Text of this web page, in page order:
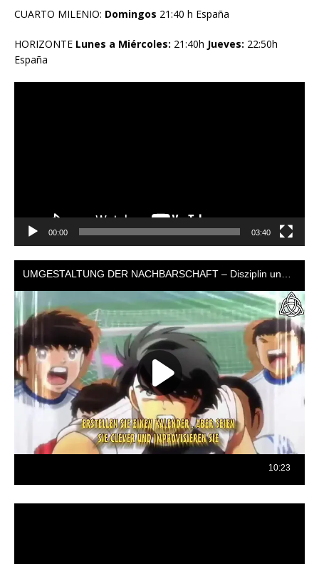
CUARTO MILENIO: Domingos 21:40 h España
HORIZONTE Lunes a Miércoles: 21:40h Jueves: 22:50h
España
00:00 03:40